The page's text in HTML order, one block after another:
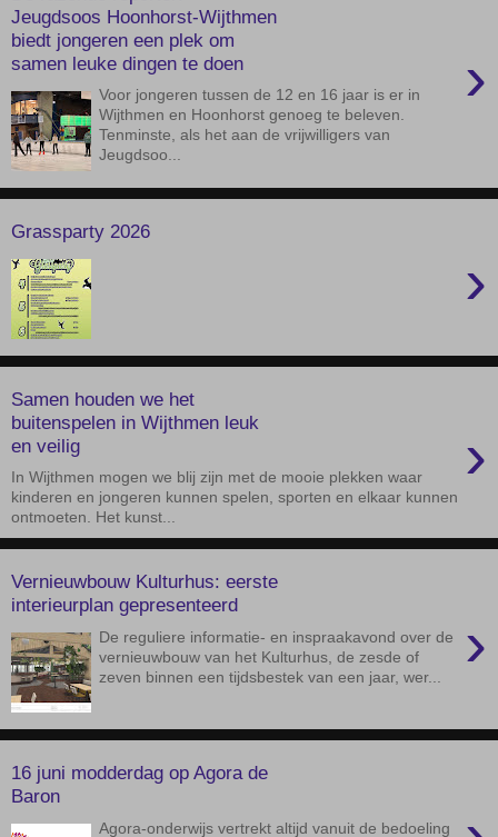
Jeugdsoos Hoonhorst-Wijthmen
biedt jongeren een plek om
samen leuke dingen te doen
›
Voor jongeren tussen de 12 en 16 jaar is er in
Wijthmen en Hoonhorst genoeg te beleven.
Tenminste, als het aan de vrijwilligers van
Jeugdsoo...
Grassparty 2026
›
Samen houden we het
buitenspelen in Wijthmen leuk
en veilig
›
In Wijthmen mogen we blij zijn met de mooie plekken waar
kinderen en jongeren kunnen spelen, sporten en elkaar kunnen
ontmoeten. Het kunst...
Vernieuwbouw Kulturhus: eerste
interieurplan gepresenteerd
›
De reguliere informatie- en inspraakavond over de
vernieuwbouw van het Kulturhus, de zesde of
zeven binnen een tijdsbestek van een jaar, wer...
16 juni modderdag op Agora de
Baron
Agora-onderwijs vertrekt altijd vanuit de bedoeling